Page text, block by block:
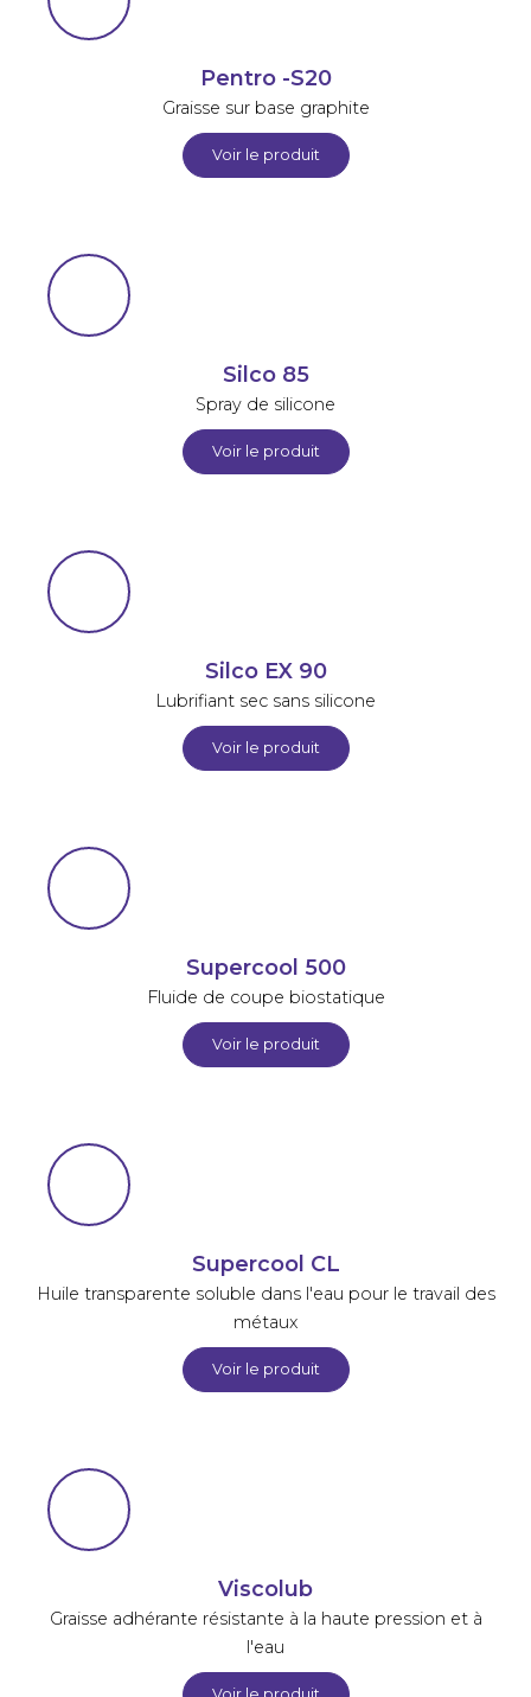
Pentro -S20
Graisse sur base graphite
Voir le produit
Silco 85
Spray de silicone
Voir le produit
Silco EX 90
Lubrifiant sec sans silicone
Voir le produit
Supercool 500
Fluide de coupe biostatique
Voir le produit
Supercool CL
Huile transparente soluble dans l'eau pour le travail des
métaux
Voir le produit
Viscolub
Graisse adhérante résistante à la haute pression et à
l'eau